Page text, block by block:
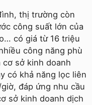
thị trường còn
công suất lớn của
có giá từ 16 triệu
công năng phù
cơ sở kinh doanh
có khả năng lọc liên
đáp ứng nhu cầu
sở kinh doanh dịch